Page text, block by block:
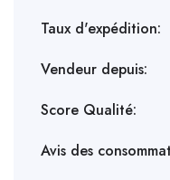
Taux d'expédition:
Vendeur depuis:
Score Qualité:
Avis des